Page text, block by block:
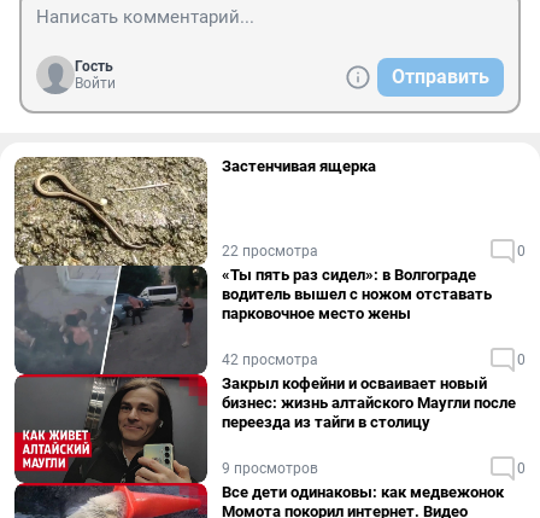
Гость
Войти
Отправить
Застенчивая ящерка
22 просмотра 0
«Ты пять раз сидел»: в Волгограде
водитель вышел с ножом отставать
парковочное место жены
42 просмотра 0
Закрыл кофейни и осваивает новый
бизнес: жизнь алтайского Маугли после
переезда из тайги в столицу
9 просмотров 0
Все дети одинаковы: как медвежонок
Момота покорил интернет. Видео